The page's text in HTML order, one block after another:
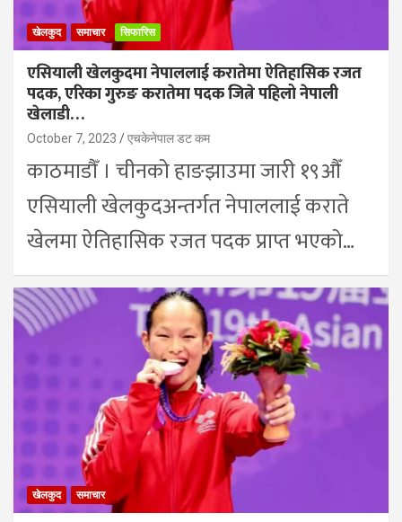
खेलकुद समाचार सिफारिस
एसियाली खेलकुदमा नेपाललाई करातेमा ऐतिहासिक रजत
पदक, एरिका गुरुङ करातेमा पदक जित्ने पहिलो नेपाली
खेलाडी…
October 7, 2023 एचकेनेपाल डट कम
काठमाडौँ । चीनको हाङझाउमा जारी १९औँ
एसियाली खेलकुदअन्तर्गत नेपाललाई कराते
खेलमा ऐतिहासिक रजत पदक प्राप्त भएको…
खेलकुद समाचार